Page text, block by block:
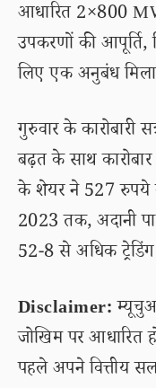
आधारित 2×800
उपकरणों की
लिए एक अनुबंध
गुरुवार के कारोबारी
बढ़त के साथ
के शेयर ने 527 रुपये
2023 तक, अदानी
52-8 से अधिक
Disclaimer:
जोखिम पर आधारित
पहले अपने वित्तीय